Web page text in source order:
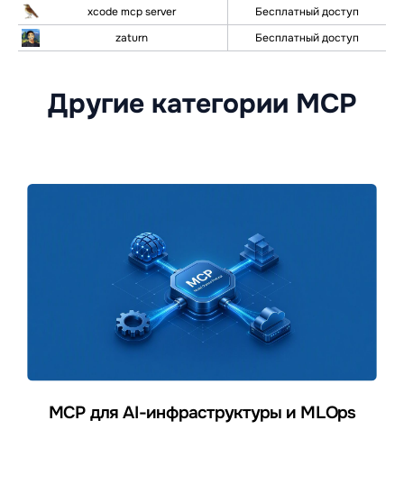
xcode mcp server
Бесплатный доступ
zaturn
Бесплатный доступ
Другие категории MCP
MCP для AI-инфраструктуры и MLOps